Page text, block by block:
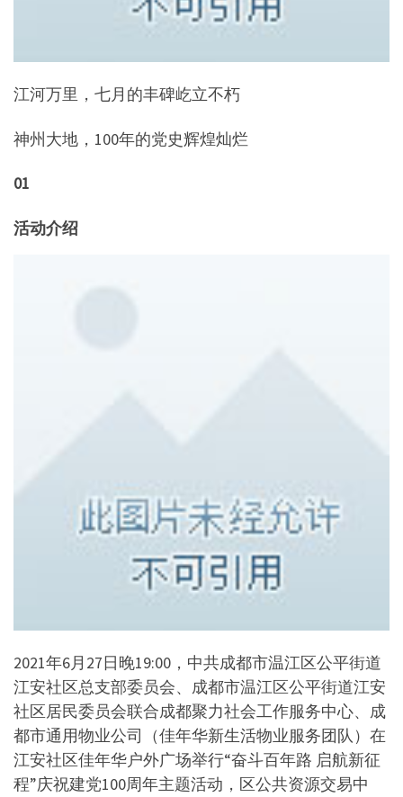
江河万里，七月的丰碑屹立不朽
神州大地，100年的党史辉煌灿烂
01
活动介绍
2021年6月27日晚19:00，中共成都市温江区公平街道
江安社区总支部委员会、成都市温江区公平街道江安
社区居民委员会联合成都聚力社会工作服务中心、成
都市通用物业公司（佳年华新生活物业服务团队）在
江安社区佳年华户外广场举行“奋斗百年路 启航新征
程”庆祝建党100周年主题活动，区公共资源交易中